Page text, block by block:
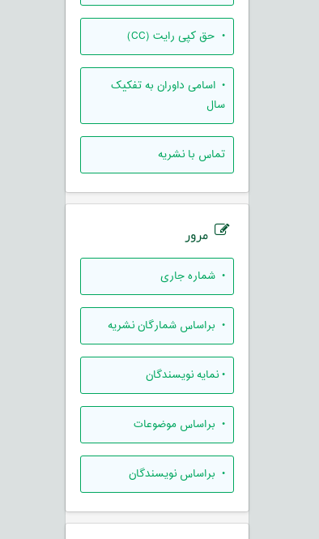
• حق کپی رایت (CC)
• اسامی داوران به تفکیک
سال
تماس با نشریه
مرور
• شماره جاری
• براساس شمارگان نشریه
•نمایه نویسندگان
• براساس موضوعات
• براساس نویسندگان